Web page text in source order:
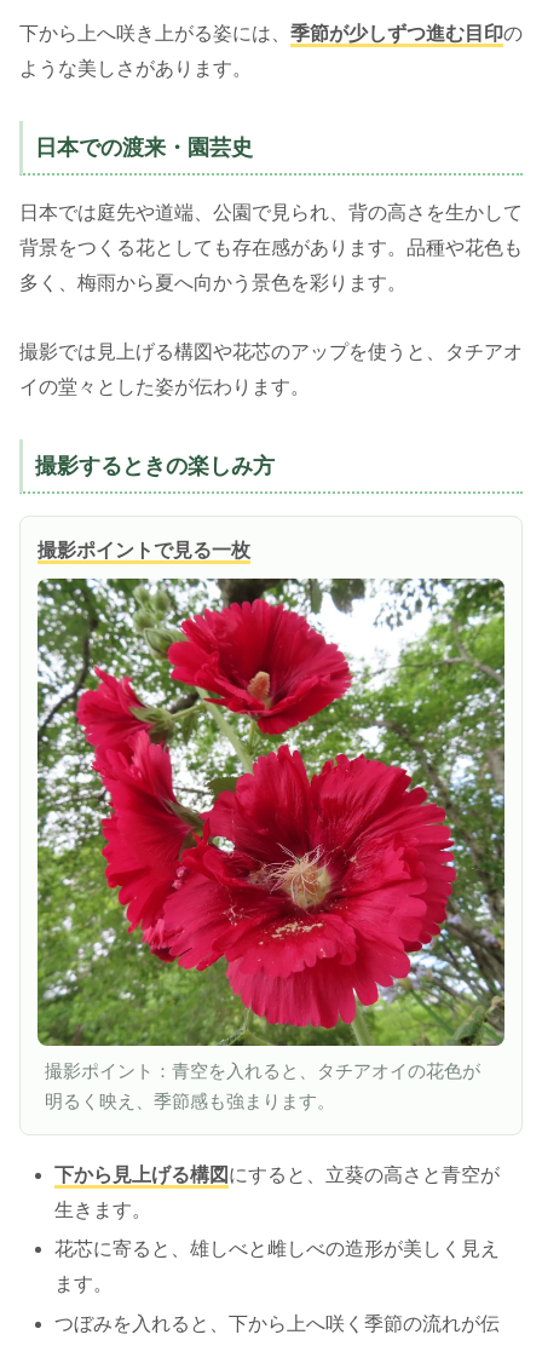
下から上へ咲き上がる姿には、 季節が少しずつ進む目印の
ような美しさがあります。
日本での渡来・園芸史
日本では庭先や道端、公園で見られ、背の高さを生かして
背景をつくる花としても存在感があります。品種や花色も
多く、梅雨から夏へ向かう景色を彩ります。
撮影では見上げる構図や花芯のアップを使うと、タチアオ
イの堂々とした姿が伝わります。
撮影するときの楽しみ方
撮影ポイントで見る一枚
撮影ポイント：青空を入れると、タチアオイの花色が
明るく映え、季節感も強まります。
下から見上げる構図 にすると、立葵の高さと青空が
生きます。
花芯に寄ると、雄しべと雌しべの造形が美しく見え
ます。
つぼみを入れると、下から上へ咲く季節の流れが伝